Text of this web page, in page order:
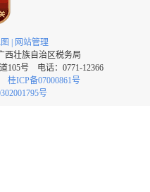
| 网站管理
西壮族自治区税务局
105号 电话：0771-12366
桂ICP备07000861号
号